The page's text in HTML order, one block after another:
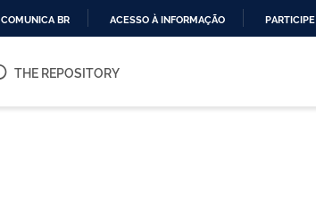
O
COMUNICA BR ACESSO À INFORMAÇÃO PARTICIPE
THE REPOSITORY